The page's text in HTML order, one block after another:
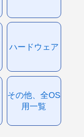
ハードウェア
その他、全OS
用一覧